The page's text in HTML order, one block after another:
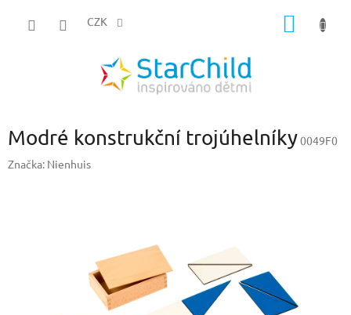
CZK
Modré konstrukční trojúhelníky0049F0
Značka: Nienhuis